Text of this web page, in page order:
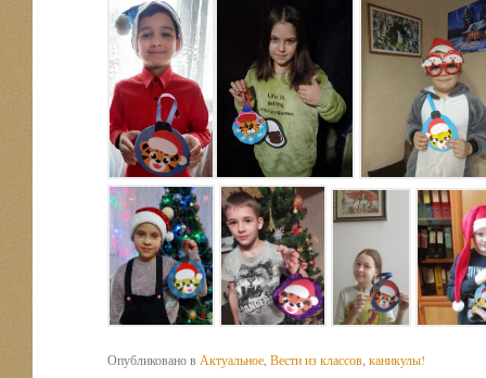
Опубликовано в Актуальное Вести из классов каникулы!